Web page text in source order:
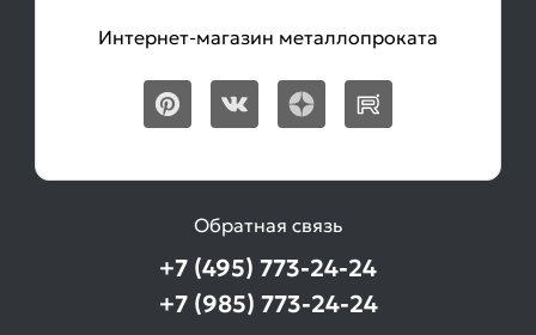
Интернет-магазин металлопроката
Обратная связь
+7 (495) 773-24-24
+7 (985) 773-24-24